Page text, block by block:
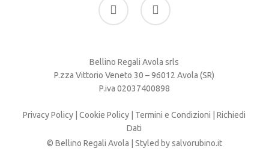
Bellino Regali Avola srls
P.zza Vittorio Veneto 30 – 96012 Avola (SR)
P.iva 02037400898
Privacy Policy |Cookie Policy Termini e Condizioni |Richiedi
Dati
© Bellino Regali Avola | Styled bysalvorubino.it